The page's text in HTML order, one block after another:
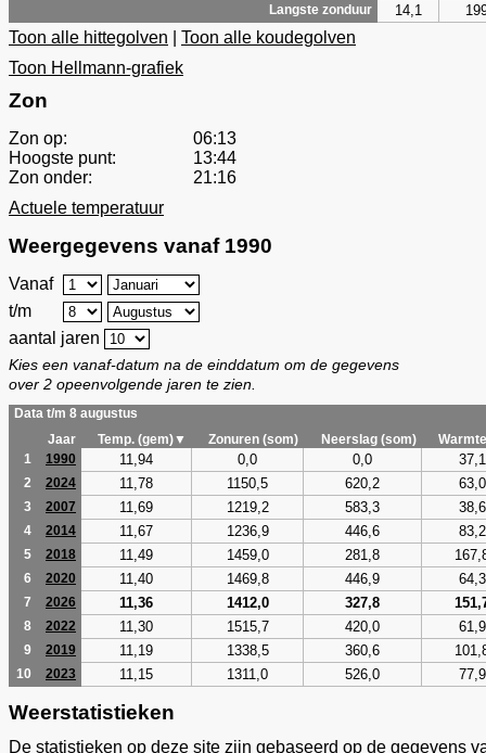
Langste zonduur 14,1
Toon alle hittegolven
Toon alle koudegolven
Toon Hellmann-grafiek
Zon
Zon op:
06:13
Hoogste punt:
13:44
Zon onder:
21:16
Actuele temperatuur
Weergegevens vanaf 1990
Vanaf
t/m
aantal jaren
Kies een vanaf-datum na de einddatum om de gegevens
over 2 opeenvolgende jaren te zien.
Data t/m 8 augustus
Jaar
Temp. (gem)▼ Zonuren (som) Neerslag (som)
1
1990 11,94 0,0 0,0 37,1
2 2024 11,78 1150,5 620,2 63,0
3 2007 11,69 1219,2 583,3 38,6
4 2014 11,67 1236,9 446,6 83,2
5 2018 11,49 1459,0 281,8
6 2020 11,40 1469,8 446,9 64,3
7 2026 11,36 1412,0 327,8
8 2022 11,30 1515,7 420,0 61,9
9 2019 11,19 1338,5 360,6
10 2023 11,15 1311,0 526,0 77,9
Weerstatistieken
De statistieken op deze site zijn gebaseerd op de gegevens